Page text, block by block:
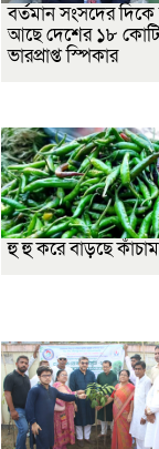
বর্তমান সংসদের
আছে দেশের ১৮
ভারপ্রাপ্ত স্পিকার
হু হু করে বাড়ছে